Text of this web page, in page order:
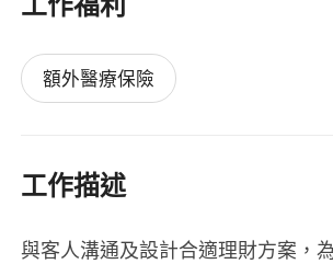
額外醫療保險
工作描述
與客人溝通及設計合適理財方案，